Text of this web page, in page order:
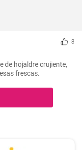
8
de hojaldre crujiente,
frescas.